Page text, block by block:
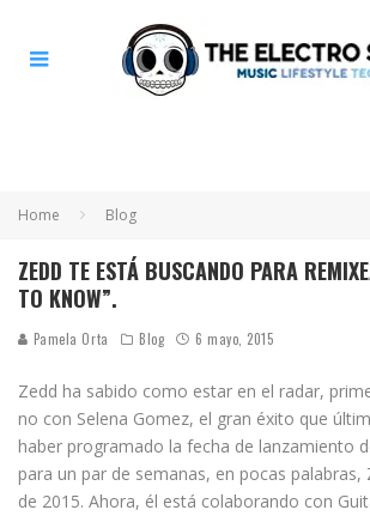
Home Blog
ZEDD TE ESTÁ BUSCANDO PARA
TO KNOW”.
Pamela Orta Blog 6 mayo, 2015
Zedd ha sabido como estar en el radar,
no con Selena Gomez, el gran éxito que
haber programado la fecha de lanzamiento
para un par de semanas, en pocas palabras,
de 2015. Ahora, él está colaborando con